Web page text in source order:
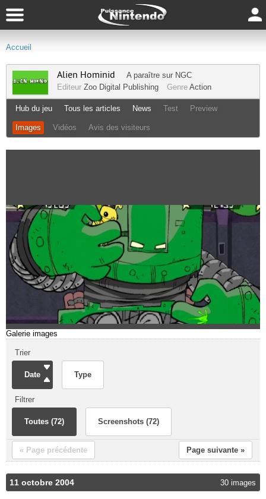
Accueil
Alien Hominid A paraître sur NGC
Editeur Zoo Digital Publishing Genre Action
Hub du jeu Tous les articles News Test Preview
Images Vidéos Avis des visiteurs
Galerie images
Trier
Date Type
Filtrer
Toutes (72) Screenshots (72)
« Page précédente Page suivante »
11 octobre 2004 30 images